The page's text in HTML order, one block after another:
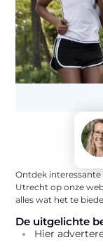
Ontdek
Utrecht op onze
alles wat het te
De uitgelichte
Hier